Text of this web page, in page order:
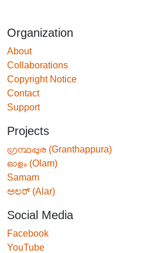
Organization
About
Collaborations
Copyright Notice
Contact
Support
Projects
ഗ്രന്ഥപ്പുര (Granthappura)
ഓളം (Olam)
Samam
ಅಲರ್ (Alar)
Social Media
Facebook
YouTube